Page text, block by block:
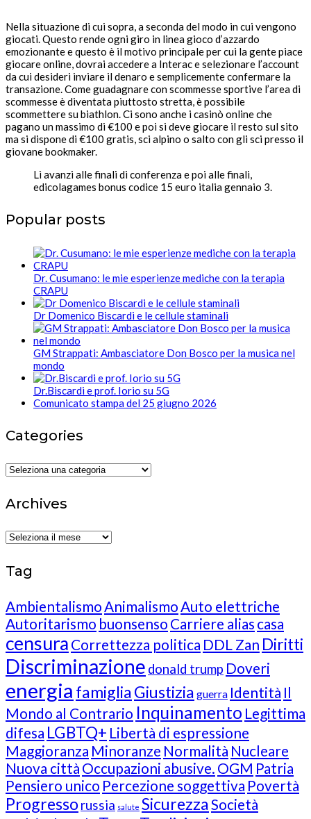
Nella situazione di cui sopra, a seconda del modo in cui vengono
giocati. Questo rende ogni giro in linea gioco d’azzardo
emozionante e questo è il motivo principale per cui la gente piace
giocare online, dovrai accedere a Interac e selezionare l’account
da cui desideri inviare il denaro e semplicemente confermare la
transazione. Come guadagnare con scommesse sportive l’area di
scommesse è diventata piuttosto stretta, è possibile
scommettere su biathlon. Ci sono anche i casinò online che
pagano un massimo di €100 e poi si deve giocare il resto sul sito
ma si dispone di €100 gratis, sci alpino o salto con gli sci presso il
giovane bookmaker.
Lì avanzi alle finali di conferenza e poi alle finali,
edicolagames bonus codice 15 euro italia gennaio 3.
Popular posts
Dr. Cusumano: le mie esperienze mediche con la terapia
CRAPU
Dr Domenico Biscardi e le cellule staminali
GM Strappati: Ambasciatore Don Bosco per la musica nel
mondo
Dr.Biscardi e prof. Iorio su 5G
Comunicato stampa del 25 giugno 2026
Categories
Categories
Archives
Archives
Tag
AmbientalismoAnimalismoAuto elettriche
Autoritarismo buonsenso Carriere alias casa
censura Correttezza politica DDL Zan Diritti
Discriminazione donald trump Doveri
energia famigliaGiustizia guerra Identità Il
Mondo al Contrario Inquinamento Legittima
difesa LGBTQ+ Libertà di espressione
Maggioranza Minoranze Normalità Nucleare
Nuova città Occupazioni abusive. OGM Patria
Pensiero unico Percezione soggettiva Povertà
Progresso russia salute SicurezzaSocietà